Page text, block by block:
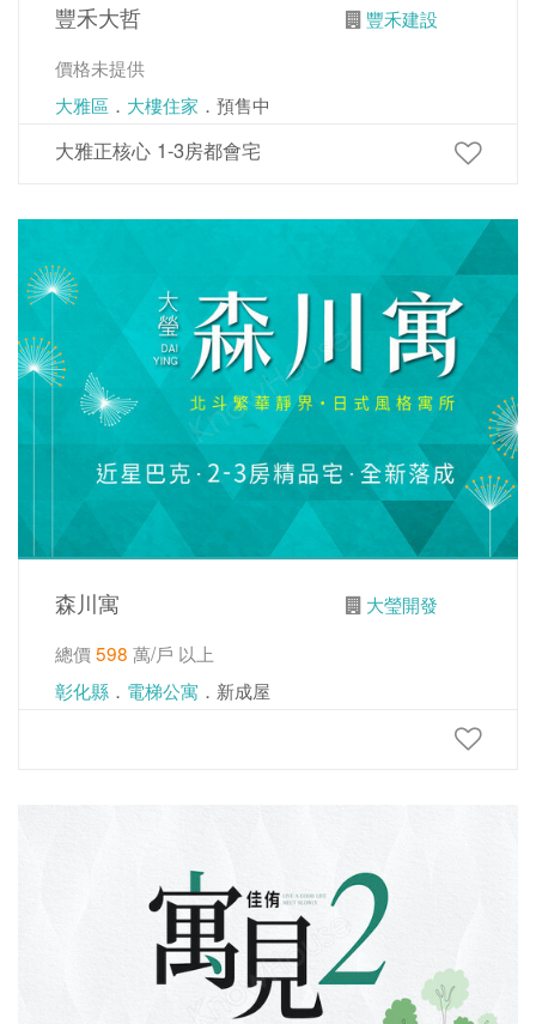
豐禾大哲
豐禾建設
價格未提供
大雅區 ． 大樓住家 ．預售中
大雅正核心 1-3房都會宅
森川寓
大瑩開發
總價598 萬/戶 以上
彰化縣 ． 電梯公寓 ．新成屋